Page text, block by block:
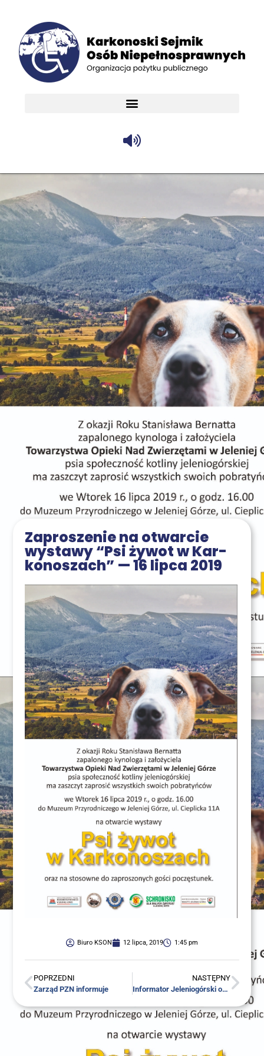
Zapro­sze­nie na otwar­cie
wysta­wy “Psi żywot w Kar­
ko­no­szach” — 16 lip­ca 2019
Biuro KSON 12 lipca, 2019 1:45 pm
POPRZEDNI
Zarząd PZN informuje
NASTĘPNY
Infor­ma­tor Jele­nio­gór­ski od 11 do 18 lip­ca 2019